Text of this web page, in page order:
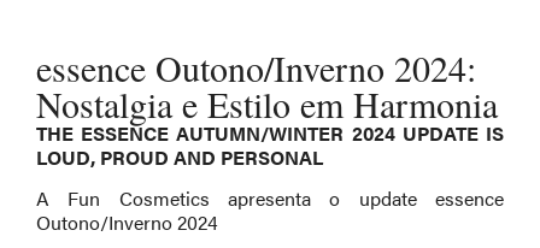
essence Outono/Inverno 2024:
Nostalgia e Estilo em Harmonia
THE ESSENCE AUTUMN/WINTER 2024 UPDATE IS
LOUD, PROUD AND PERSONAL
A Fun Cosmetics apresenta o update essence
Outono/Inverno 2024